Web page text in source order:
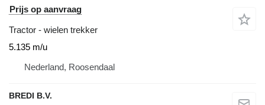
Prijs op aanvraag
Tractor - wielen trekker
5.135 m/u
Nederland, Roosendaal
BREDI B.V.